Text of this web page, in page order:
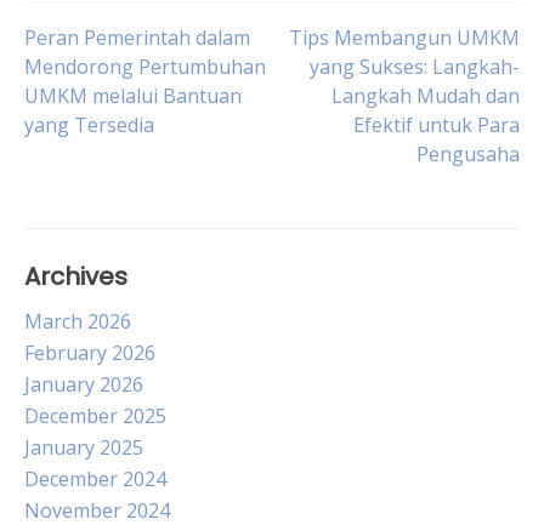
Post
navigation
Peran Pemerintah dalam
Mendorong Pertumbuhan
UMKM melalui Bantuan
yang Tersedia
Tips Membangun UMKM
yang Sukses: Langkah-
Langkah Mudah dan
Efektif untuk Para
Pengusaha
Archives
March 2026
February 2026
January 2026
December 2025
January 2025
December 2024
November 2024